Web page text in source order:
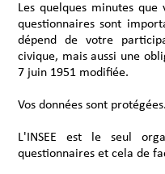
Les quelques minutes
questionnaires sont
dépend de votre
civique, mais aussi une
7 juin 1951 modifiée.
Vos données sont protégées.
L'INSEE est le seul
questionnaires et cela de